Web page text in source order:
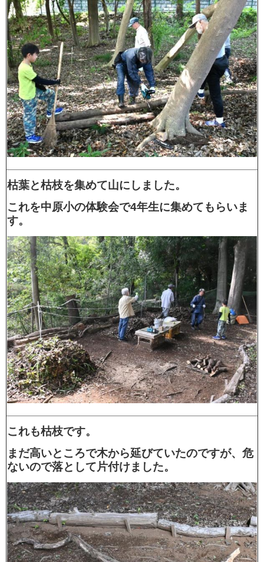
枯葉と枯枝を集めて山にしました。
これを中原小の体験会で4年生に集めてもらいま
す。
これも枯枝です。
まだ高いところで木から延びていたのですが、危
ないので落として片付けました。